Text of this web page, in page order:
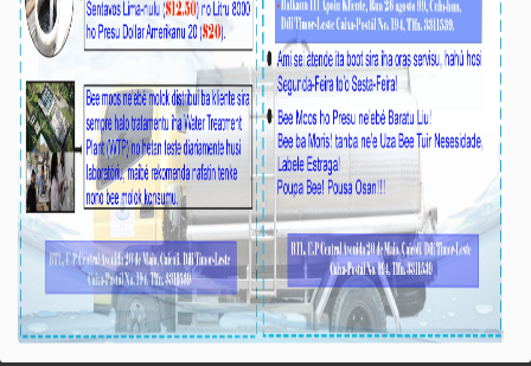
BTL, E.P Presta Omenajen Ikus ba Saudozu Eis-
Prezidente Repúblika RDTL, Dr. Francisco
Guterres Lú-Olo
Média_BTL, E.P 23-Juñu-2026
𝐃𝐢́𝐥𝐢, 𝐓𝐞𝐫𝐬𝐚-𝐟𝐞𝐢𝐫𝐚 𝟐𝟑 𝐉𝐮𝐧̃𝐮 𝟐𝟎𝟐𝟔.